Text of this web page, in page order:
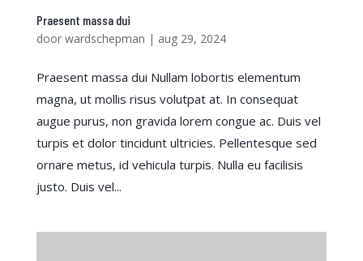
Praesent massa dui
door wardschepman | aug 29, 2024
Praesent massa dui Nullam lobortis elementum
magna, ut mollis risus volutpat at. In consequat
augue purus, non gravida lorem congue ac. Duis vel
turpis et dolor tincidunt ultricies. Pellentesque sed
ornare metus, id vehicula turpis. Nulla eu facilisis
justo. Duis vel...